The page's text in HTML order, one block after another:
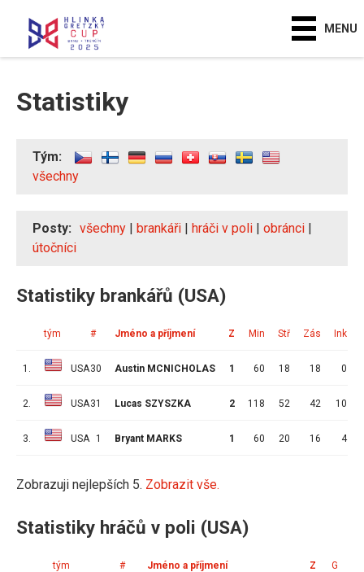
MENU
Statistiky
Tým:
všechny
Posty: všechny | brankáři | hráči v poli | obránci |
útočníci
Statistiky brankářů (USA)
tým # Jméno a příjmení Z Min Stř Zás Ink
1. USA30 Austin MCNICHOLAS 1 60 18 18 0
2. USA31 Lucas SZYSZKA 2 118 52 42 10
3. USA 1 Bryant MARKS 1 60 20 16 4
Zobrazuji nejlepších 5. Zobrazit vše.
Statistiky hráčů v poli (USA)
tým # Jméno a příjmení Z G